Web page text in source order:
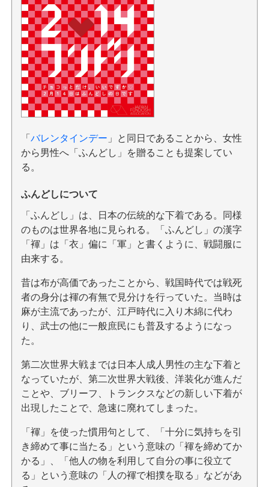
「 バレンタインデー 」と同日であることから、女性
から男性へ「ふんどし」を贈ることも提案してい
る。
ふんどしについて
「ふんどし」は、日本の伝統的な下着である。同様
のものは世界各地に見られる。「ふんどし」の漢字
「褌」は「衣」偏に「軍」と書くように、戦闘服に
由来する。
昔は布が高価であったことから、戦国時代では戦死
者の身分は褌の有無で見分けを行っていた。当時は
麻が主流であったが、江戸時代に入り木綿に代わ
り、武士の他に一般庶民にも普及するようになっ
た。
第二次世界大戦までは日本人成人男性の主な下着と
なっていたが、第二次世界大戦後、洋装化が進んだ
ことや、ブリーフ、トランクスなどの新しい下着が
出現したことで、急速に廃れてしまった。
「褌」を使った慣用句として、「十分に気持ちを引
き締めて事に当たる」という意味の「褌を締めてか
かる」、「他人の物を利用して自分の事に役立て
る」という意味の「人の褌で相撲を取る」などがあ